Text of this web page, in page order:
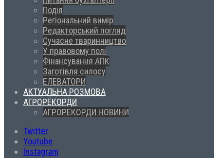
Подія
Регіональний вимір
Редакторський погляд
Сучасне тваринництво
У правовому полі
Фінансування АПК
Заготівля силосу
ЕЛЕВАТОРИ
АКТУАЛЬНА РОЗМОВА
АГРОРЕКОРДИ
АГРОРЕКОРДИ НОВИНИ
Twitter
Youtube
Instagram